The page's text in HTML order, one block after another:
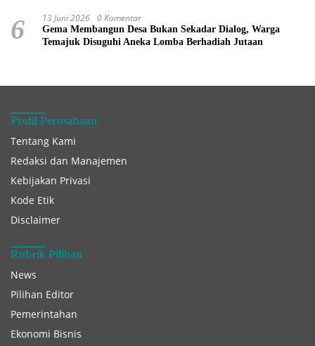
6 13 Juni 2026 0 Komentar
Gema Membangun Desa Bukan Sekadar Dialog, Warga
Temajuk Disuguhi Aneka Lomba Berhadiah Jutaan
Profil Perusahaan
Tentang Kami
Redaksi dan Manajemen
Kebijakan Privasi
Kode Etik
Disclaimer
Rubrik Pilihan
News
Pilihan Editor
Pemerintahan
Ekonomi Bisnis